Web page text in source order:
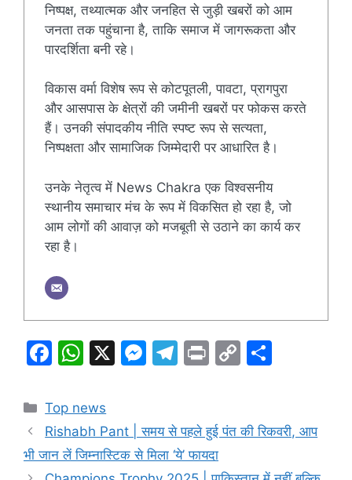
निष्पक्ष, तथ्यात्मक और जनहित से जुड़ी खबरों को आम
जनता तक पहुंचाना है, ताकि समाज में जागरूकता और
पारदर्शिता बनी रहे।
विकास वर्मा विशेष रूप से कोटपूतली, पावटा, प्रागपुरा
और आसपास के क्षेत्रों की जमीनी खबरों पर फोकस करते
हैं। उनकी संपादकीय नीति स्पष्ट रूप से सत्यता,
निष्पक्षता और सामाजिक जिम्मेदारी पर आधारित है।
उनके नेतृत्व में News Chakra एक विश्वसनीय
स्थानीय समाचार मंच के रूप में विकसित हो रहा है, जो
आम लोगों की आवाज़ को मजबूती से उठाने का कार्य कर
रहा है।
F
c
e
b
W
at
s
A
X
M
s
e
T
gr
a
Pr C
y e
Categories
Top news
Rishabh Pant | समय से पहले हुई पंत की रिकवरी, आप
भी जान लें जिम्नास्टिक से मिला ‘ये’ फायदा